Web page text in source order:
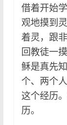
借着开始
观地摸到
着灵，跟
回教徒一
稣是真先
个、两个
这个经历
历。